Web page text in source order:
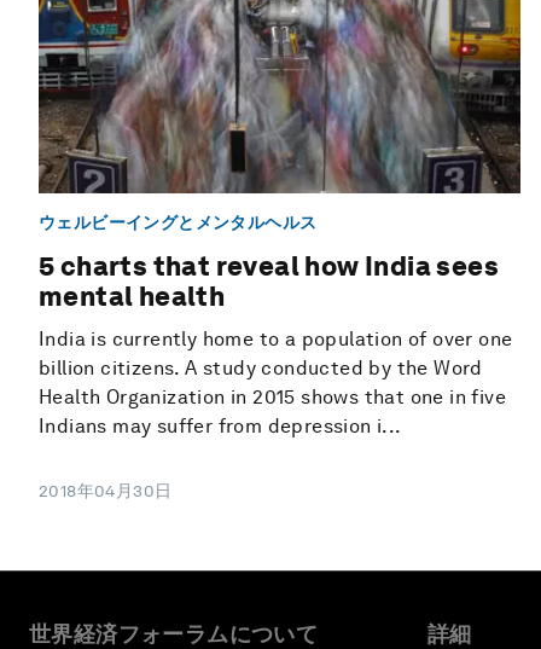
ウェルビーイングとメンタルヘルス
5 charts that reveal how India sees
mental health
India is currently home to a population of over one
billion citizens. A study conducted by the Word
Health Organization in 2015 shows that one in five
Indians may suffer from depression i...
2018年04月30日
世界経済フォーラムについて 詳細